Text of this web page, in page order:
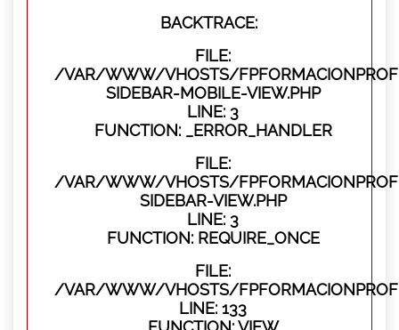
BACKTRACE:
FILE:
/VAR/WWW/VHOSTS/
SIDEBAR-MOBILE-VIEW.PHP
LINE: 3
FUNCTION: _ERROR_HANDLER
FILE:
/VAR/WWW/VHOSTS/
SIDEBAR-VIEW.PHP
LINE: 3
FUNCTION: REQUIRE_ONCE
FILE:
/VAR/WWW/VHOSTS/
LINE: 133